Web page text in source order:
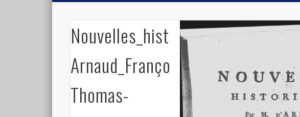
Nouvelles_historiques_Tome_2___…
Arnaud_François-
Thomas-